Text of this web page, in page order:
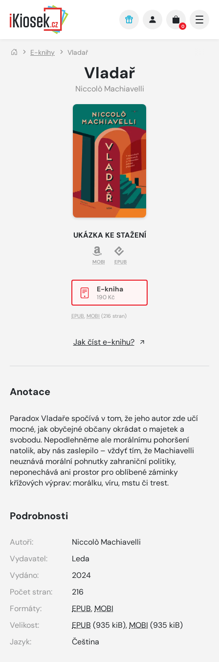
Přejít na hlavní obsah
0
E-knihy Vladař
Vladař
Niccolò Machiavelli
UKÁZKA KE STAŽENÍ
MOBI EPUB
E-kniha
190 Kč
EPUB, MOBI (216 stran)
Jak číst e-knihu?
Anotace
Paradox Vladaře spočívá v tom, že jeho autor zde učí
mocné, jak obyčejné občany okrádat o majetek a
svobodu. Nepodlehněme ale morálnímu pohoršení
natolik, aby nás zaslepilo – vždyť tím, že Machiavelli
neuznává morální pohnutky zahraniční politiky,
neponechává ani prostor pro oblíbené záminky
křížových výprav: morálku, víru, mstu či trest.
Podrobnosti
Autoři:
Niccolò Machiavelli
Vydavatel:
Leda
Vydáno:
2024
Počet stran:
216
Formáty:
EPUB, MOBI
Velikost:
EPUB (935 kiB), MOBI (935 kiB)
Jazyk:
Čeština